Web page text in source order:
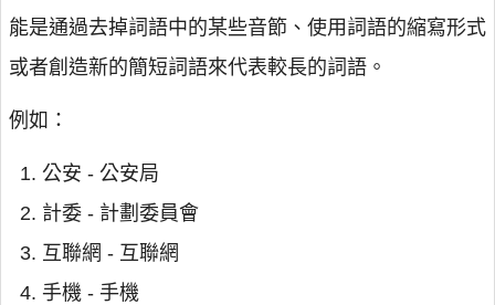
能是通過去掉詞語中的某些音節、使用詞語的縮寫形式
或者創造新的簡短詞語來代表較長的詞語。
例如：
公安 - 公安局
計委 - 計劃委員會
互聯網 - 互聯網
手機 - 手機